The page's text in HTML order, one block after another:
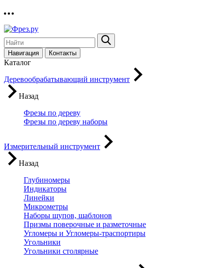
Навигация Контакты
Каталог
Деревообрабатывающий инструмент
Назад
Фрезы по дереву
Фрезы по дереву наборы
Измерительный инструмент
Назад
Глубиномеры
Индикаторы
Линейки
Микрометры
Наборы щупов, шаблонов
Призмы поверочные и разметочные
Угломеры и Угломеры-траспортиры
Угольники
Угольники столярные